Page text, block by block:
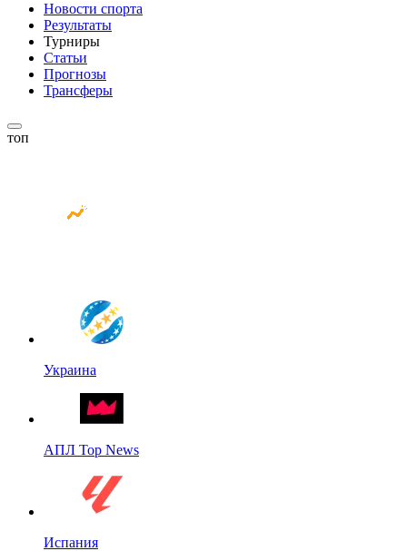
Новости спорта
Результаты
Турниры
Статьи
Прогнозы
Трансферы
топ
Украина
АПЛ Top News
Испания